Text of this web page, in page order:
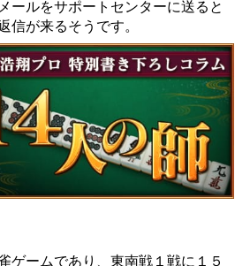
ールをサポートセンターに送ると
信が来るそうです。
ゲームであり、東南戦１戦に１５